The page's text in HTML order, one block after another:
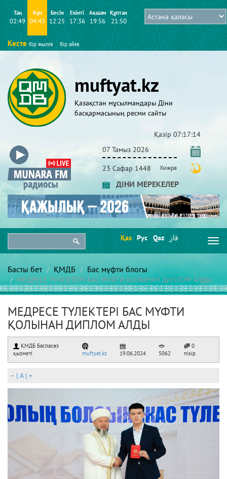
Таң
02:49
Күн
04:43
Бесін
12:25
Екінті
17:36
Ақшам
19:56
Құптан
21:50
Кесте бір жылға бір айға
muftyat.kz
Қазақстан мұсылмандары Діни
басқармасының ресми сайты
Қазір 07:17:16
07 Тамыз 2026
23 Сафар 1448 Хижра
ДІНИ МЕРЕКЕЛЕР
Қаз Рус Qaz قاز
Басты бет ҚМДБ Бас мүфти блогы
МЕДРЕСЕ ТҮЛЕКТЕРІ БАС МҮФТИ ҚОЛЫНАН ДИПЛОМ АЛДЫ
МЕДРЕСЕ ТҮЛЕКТЕРІ БАС МҮФТИ
ҚОЛЫНАН ДИПЛОМ АЛДЫ
ҚМДБ Баспасөз
қызметі
muftyat.kz 19.06.2024 5062
0
пікір
– | A| +